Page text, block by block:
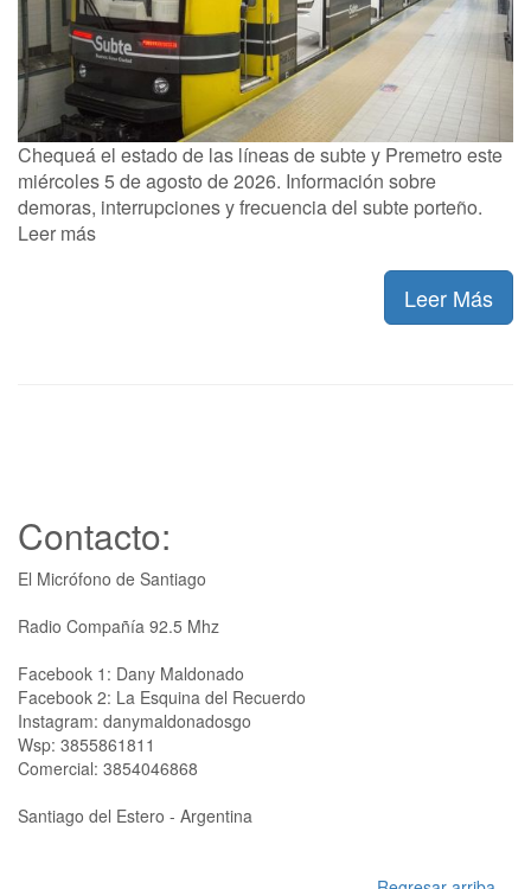
Chequeá el estado de las líneas de subte y Premetro este
miércoles 5 de agosto de 2026. Información sobre
demoras, interrupciones y frecuencia del subte porteño.
Leer más
Leer Más
Contacto:
El Micrófono de Santiago
Radio Compañía 92.5 Mhz
Facebook 1: Dany Maldonado
Facebook 2: La Esquina del Recuerdo
Instagram: danymaldonadosgo
Wsp: 3855861811
Comercial: 3854046868
Santiago del Estero - Argentina